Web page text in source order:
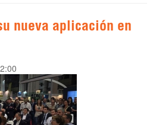
nueva aplicación en